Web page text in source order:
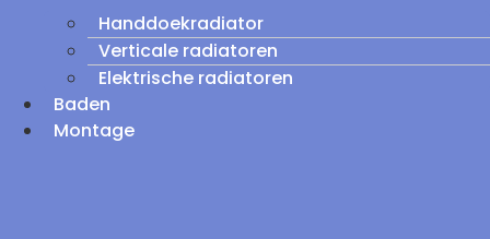
Handdoekradiator
Verticale radiatoren
Elektrische radiatoren
Baden
Montage